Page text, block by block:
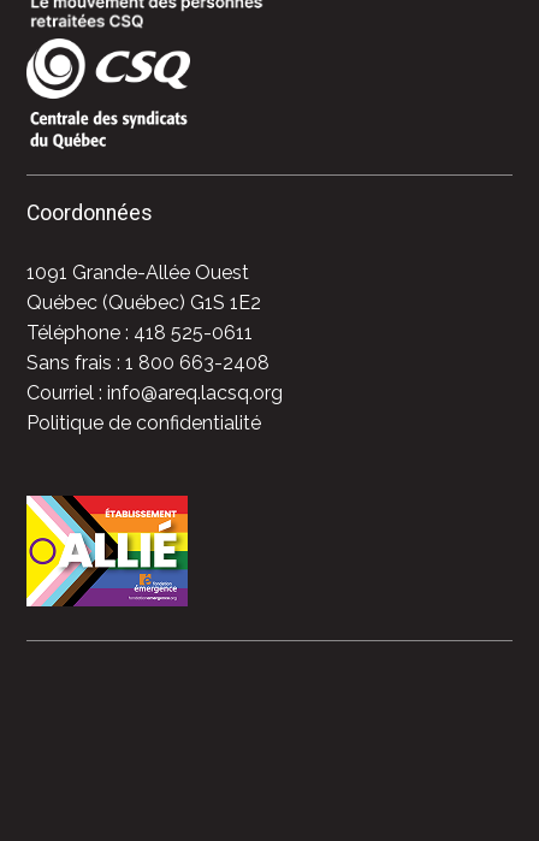
Coordonnées
1091 Grande-Allée Ouest
Québec (Québec) G1S 1E2
Téléphone : 418 525-0611
Sans frais : 1 800 663-2408
Courriel : info@areq.lacsq.org
Politique de confidentialité